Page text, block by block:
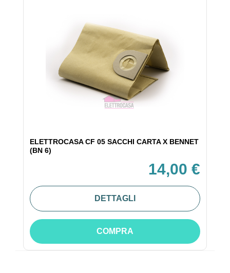
ELETTROCASA CF 05 SACCHI CARTA X BENNET
(BN 6)
14,00 €
DETTAGLI
COMPRA